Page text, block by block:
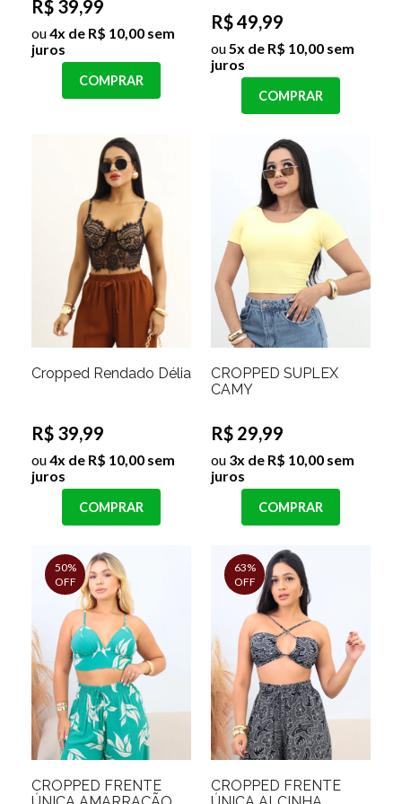
R$ 39,99
ou4x de R$ 10,00 sem
juros
COMPRAR
R$ 49,99
ou 5x de R$ 10,00 sem
juros
COMPRAR
Cropped Rendado Délia
R$ 39,99
ou4x de R$ 10,00 sem
juros
COMPRAR
CROPPED SUPLEX
CAMY
R$ 29,99
ou 3x de R$ 10,00 sem
juros
COMPRAR
50%
OFF
CROPPED FRENTE
63%
OFF
CROPPED FRENTE